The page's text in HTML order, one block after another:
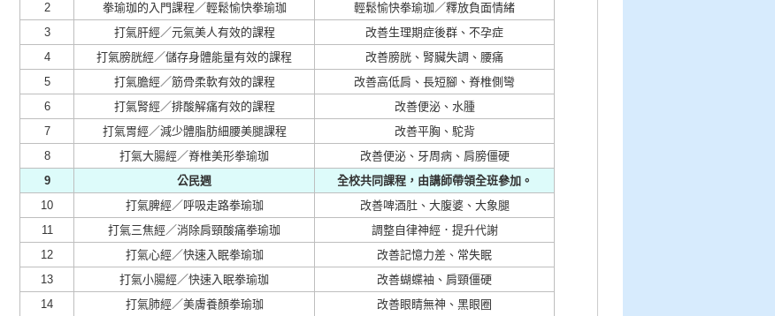
2
拳瑜珈的入門課程／輕鬆愉快拳瑜珈
輕鬆愉快拳瑜珈／釋放負面情緒
3
打氣肝經／元氣美人有效的課程
改善生理期症後群、不孕症
4
打氣膀胱經／儲存身體能量有效的課程
改善膀胱、腎臟失調、腰痛
5
打氣膽經／筋骨柔軟有效的課程
改善高低肩、長短腳、脊椎側彎
6
打氣腎經／排酸解痛有效的課程
改善便泌、水腫
7
打氣胃經／減少體脂肪細腰美腿課程
改善平胸、駝背
8
打氣大腸經／脊椎美形拳瑜珈
改善便泌、牙周病、肩膀僵硬
9
公民週
全校共同課程，由講師帶領全班參加。
10
打氣脾經／呼吸走路拳瑜珈
改善啤酒肚、大腹婆、大象腿
11
打氣三焦經／消除肩頸酸痛拳瑜珈
調整自律神經．提升代謝
12
打氣心經／快速入眠拳瑜珈
改善記憶力差、常失眠
13
打氣小腸經／快速入眠拳瑜珈
改善蝴蝶袖、肩頸僵硬
14
打氣肺經／美膚養顏拳瑜珈 改善眼睛無神、黑眼圈